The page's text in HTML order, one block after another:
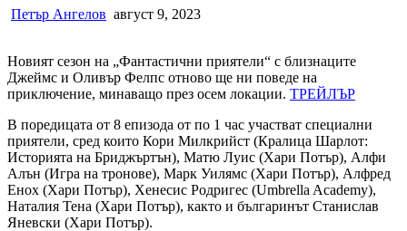
Петър Ангелов август 9, 2023
Новият сезон на „Фантастични приятели“ с близнаците
Джеймс и Оливър Фелпс отново ще ни поведе на
приключение, минаващо през осем локации. ТРЕЙЛЪР
В поредицата от 8 епизода от по 1 час участват специални
приятели, сред които Кори Милкрийст (Кралица Шарлот:
Историята на Бриджъртън), Матю Луис (Хари Потър), Алфи
Алън (Игра на тронове), Марк Уилямс (Хари Потър), Алфред
Енох (Хари Потър), Хенесис Родригес (Umbrella Academy),
Наталия Тена (Хари Потър), както и българинът Станислав
Яневски (Хари Потър).